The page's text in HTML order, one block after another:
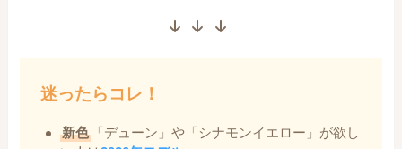
迷ったらコレ！
新色
「デューン」や「シナモンイエロー」が欲し